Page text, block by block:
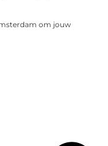
om jouw